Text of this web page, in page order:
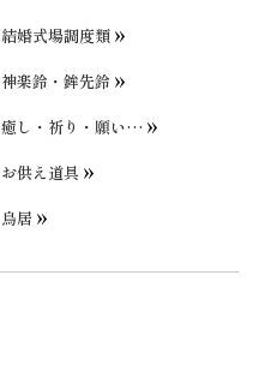
結婚式場調度類
神楽鈴・鉾先鈴
癒し・祈り・願い…
お供え道具
鳥居